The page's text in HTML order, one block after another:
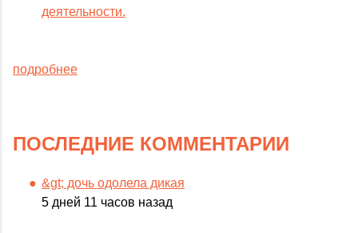
деятельности.
подробнее
ПОСЛЕДНИЕ КОММЕНТАРИИ
&gt; дочь одолела дикая
5 дней 11 часов назад